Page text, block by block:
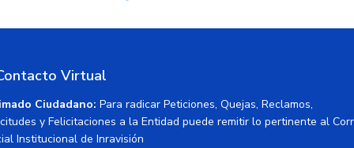
Virtual
Ciudadano: Para radicar Peticiones, Quejas, Reclamos,
y Felicitaciones a la Entidad puede remitir lo pertinente al
Institucional de Inravisión